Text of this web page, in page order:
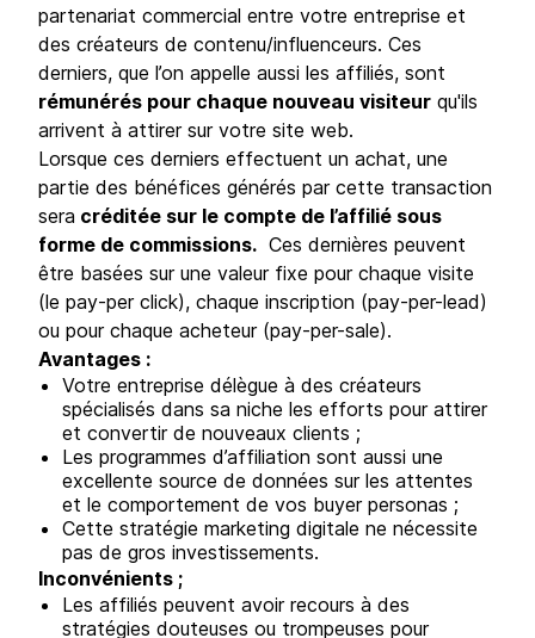
partenariat commercial entre votre entreprise et
des créateurs de contenu/influenceurs. Ces
derniers, que l’on appelle aussi les affiliés, sont
rémunérés pour chaque nouveau visiteur qu'ils
arrivent à attirer sur votre site web.
Lorsque ces derniers effectuent un achat, une
partie des bénéfices générés par cette transaction
sera créditée sur le compte de l’affilié sous
forme de commissions. Ces dernières peuvent
être basées sur une valeur fixe pour chaque visite
(le pay-per click), chaque inscription (pay-per-lead)
ou pour chaque acheteur (pay-per-sale).
Avantages :
Votre entreprise délègue à des créateurs
spécialisés dans sa niche les efforts pour attirer
et convertir de nouveaux clients ;
Les programmes d’affiliation sont aussi une
excellente source de données sur les attentes
et le comportement de vos buyer personas ;
Cette stratégie marketing digitale ne nécessite
pas de gros investissements.
Inconvénients ;
Les affiliés peuvent avoir recours à des
stratégies douteuses ou trompeuses pour